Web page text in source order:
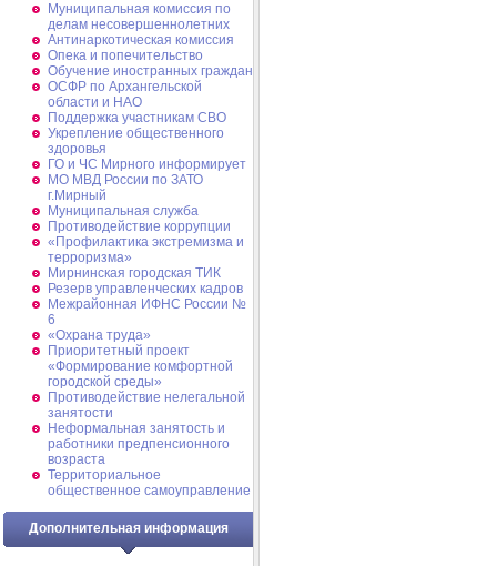
Муниципальная комиссия по
делам несовершеннолетних
Антинаркотическая комиссия
Опека и попечительство
Обучение иностранных граждан
ОСФР по Архангельской
области и НАО
Поддержка участникам СВО
Укрепление общественного
здоровья
ГО и ЧС Мирного информирует
МО МВД России по ЗАТО
г.Мирный
Муниципальная cлужба
Противодействие коррупции
«Профилактика экстремизма и
терроризма»
Мирнинская городская ТИК
Резерв управленческих кадров
Межрайонная ИФНС России №
6
«Охрана труда»
Приоритетный проект
«Формирование комфортной
городской среды»
Противодействие нелегальной
занятости
Неформальная занятость и
работники предпенсионного
возраста
Территориальное
общественное самоуправление
Дополнительная информация